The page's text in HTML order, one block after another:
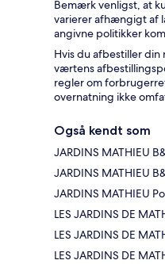
Bemærk venligst, at
varierer afhængigt af
angivne politikker
Hvis du afbestiller
værtens
regler om
overnatning ikke
Også kendt som
JARDINS MATHIEU
JARDINS MATHIEU
JARDINS MATHIEU
LES JARDINS DE
LES JARDINS DE
LES JARDINS DE